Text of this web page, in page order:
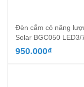
Đèn cắm cỏ năng
Solar BGC050 LED3/
950.000₫